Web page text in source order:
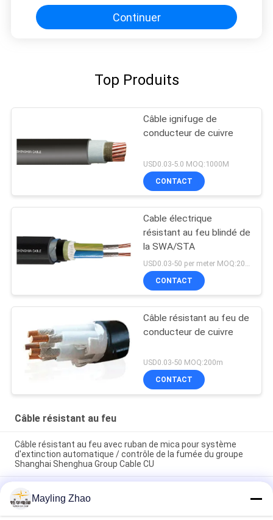
Continuer
Top Produits
Câble ignifuge de
conducteur de cuivre
USD0.03-5.0 MOQ:1000M
CONTACT
Cable électrique
résistant au feu blindé de
la SWA/STA
CONTACT
Câble résistant au feu de
conducteur de cuivre
USD0.03-50 MOQ:200m
CONTACT
Câble résistant au feu
Câble résistant au feu avec ruban de mica pour système
d'extinction automatique / contrôle de la fumée du groupe
Shanghai Shenghua Group Cable CU
Cable d'alimentation du groupe Shenghua NYY NYCY Cable
électrique résistant au feu pour bâtiments / câblage de
maison
Mayling Zhao